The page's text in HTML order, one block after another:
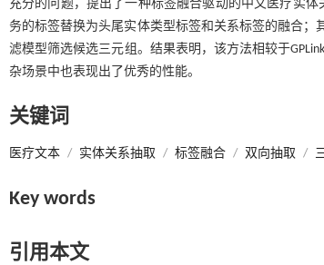
充分的问题，提出了一种标签融合驱动的中文医疗实
务的标签替换为头尾实体类型标签和关系标签的融合
滤模型筛选候选三元组。结果表明，该方法相较于
杂场景中也表现出了优秀的性能。
关键词
医疗文本 / 实体关系抽取 / 标签融合 / 双向抽取 /
Key words
引用本文